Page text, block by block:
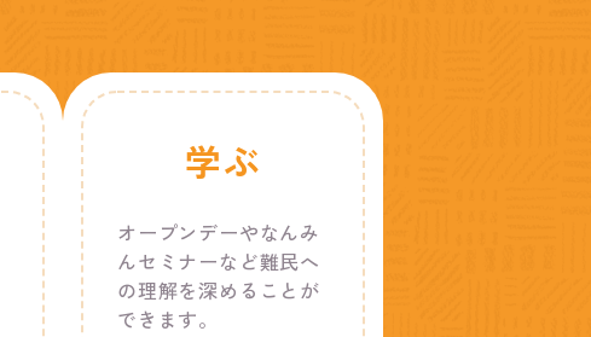
学ぶ
オープンデーやなんみ
んセミナーなど難民へ
の理解を深めることが
できます。